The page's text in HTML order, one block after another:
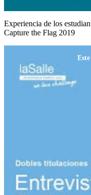
Experiencia de los
Capture the Flag 2019